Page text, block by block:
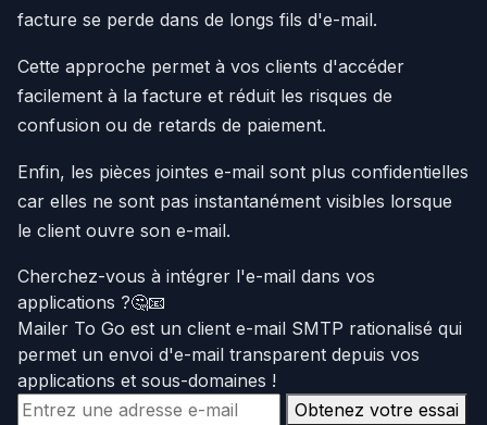
facture se perde dans de longs fils d'e-mail.
Cette approche permet à vos clients d'accéder
facilement à la facture et réduit les risques de
confusion ou de retards de paiement.
Enfin, les pièces jointes e-mail sont plus confidentielles
car elles ne sont pas instantanément visibles lorsque
le client ouvre son e-mail.
Cherchez-vous à intégrer l'e-mail dans vos
applications ?🤔📧
Mailer To Go est un client e-mail SMTP rationalisé qui
permet un envoi d'e-mail transparent depuis vos
applications et sous-domaines !
Obtenez votre essai